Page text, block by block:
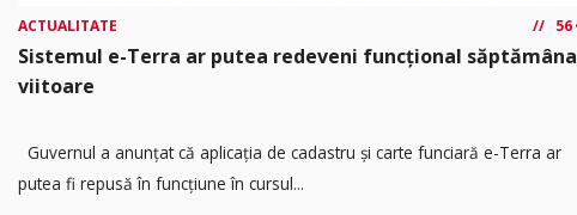
ACTUALITATE 56
Sistemul e-Terra ar putea redeveni funcțional săptămâna
viitoare
Guvernul a anunțat că aplicația de cadastru și carte funciară e-Terra ar
putea fi repusă în funcțiune în cursul...